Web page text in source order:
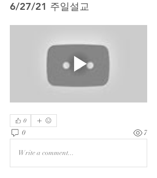
6/27/21 주일설교
0
0 7
Write a comment...